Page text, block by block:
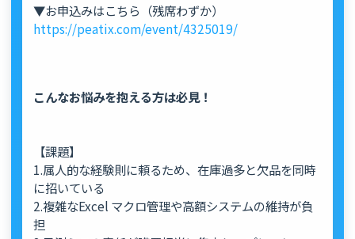
▼お申込みはこちら（残席わずか）
https://peatix.com/event/4325019/
こんなお悩みを抱える方は必見！
【課題】
1.属人的な経験則に頼るため、在庫過多と欠品を同時
に招いている
2.複雑なExcel マクロ管理や高額システムの維持が負
担